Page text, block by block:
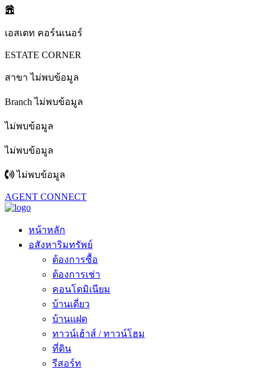
เอสเตท คอร์นเนอร์
ESTATE CORNER
สาขา ไม่พบข้อมูล
Branch ไม่พบข้อมูล
ไม่พบข้อมูล
ไม่พบข้อมูล
ไม่พบข้อมูล
AGENT CONNECT
หน้าหลัก
อสังหาริมทรัพย์
ต้องการซื้อ
ต้องการเช่า
คอนโดมิเนียม
บ้านเดี่ยว
บ้านแฝด
ทาวน์เฮ้าส์ / ทาวน์โฮม
ที่ดิน
รีสอร์ท